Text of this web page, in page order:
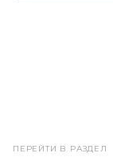
ПЕРЕЙТИ В РАЗДЕЛ